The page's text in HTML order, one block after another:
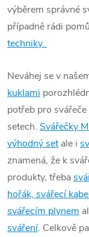
výběrem správné
případně rádi
techniky.
Neváhej se v
kuklami
potřeb pro
setech. Svářečky
výhodný setale i
znamená, že k
produkty, třeba
hořák, svářecí
svářecím plynem
sváření. Celkově